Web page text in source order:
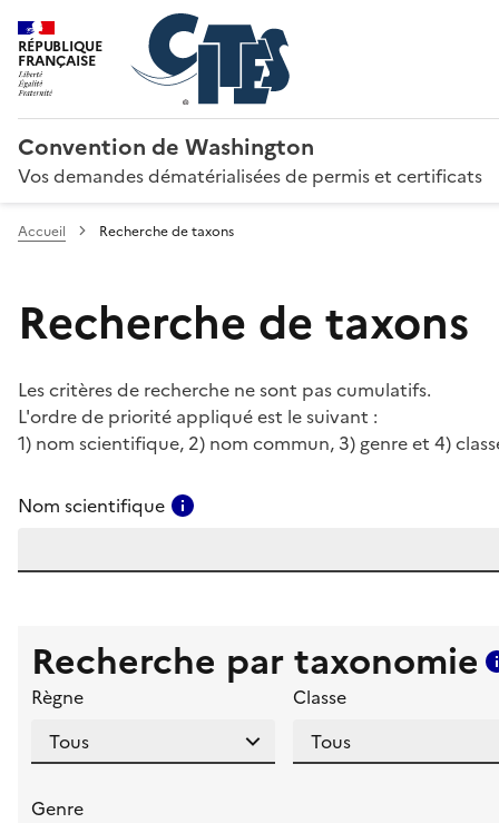
RÉPUBLIQUE
FRANÇAISE
Convention de Washington
Vos demandes dématérialisées de permis et certificats
Accueil Recherche de taxons
Recherche de taxons
Les critères de recherche ne sont pas cumulatifs.
L'ordre de priorité appliqué est le suivant :
1) nom scientifique, 2) nom commun, 3) genre et 4)
Nom scientifique
Recherche par taxonomie
Règne Classe
Genre